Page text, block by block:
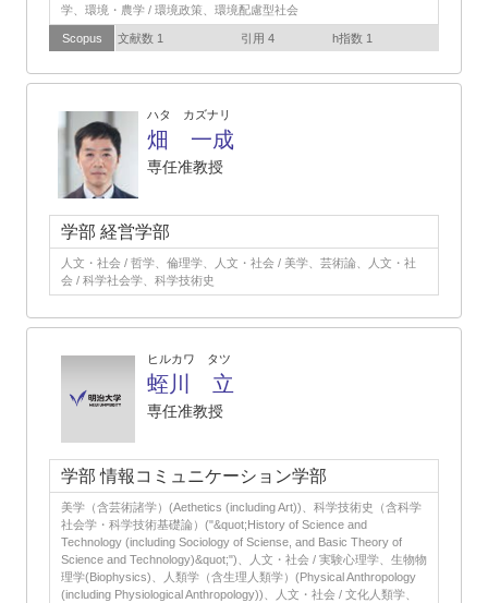
学、環境・農学 / 環境政策、環境配慮型社会
Scopus 文献数 1 引用 4 h指数 1
ハタ カズナリ
畑 一成
専任准教授
学部 経営学部
人文・社会 / 哲学、倫理学、人文・社会 / 美学、芸術論、人文・社
会 / 科学社会学、科学技術史
ヒルカワ タツ
蛭川 立
専任准教授
学部 情報コミュニケーション学部
美学（含芸術諸学）(Aethetics (including Art))、科学技術史（含科学
社会学・科学技術基礎論）("&quot;History of Science and
Technology (including Sociology of Sciense, and Basic Theory of
Science and Technology)&quot;")、人文・社会 / 実験心理学、生物物
理学(Biophysics)、人類学（含生理人類学）(Physical Anthropology
(including Physiological Anthropology))、人文・社会 / 文化人類学、